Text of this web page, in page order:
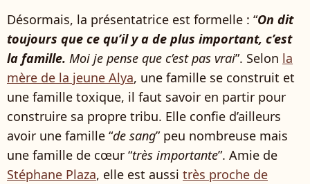
Désormais, la présentatrice est formelle : “On dit
toujours que ce qu’il y a de plus important, c’est
la famille. Moi je pense que c’est pas vrai”. Selon la
mère de la jeune Alya, une famille se construit et
une famille toxique, il faut savoir en partir pour
construire sa propre tribu. Elle confie d’ailleurs
avoir une famille “de sang” peu nombreuse mais
une famille de cœur “très importante”. Amie de
Stéphane Plaza, elle est aussi très proche de